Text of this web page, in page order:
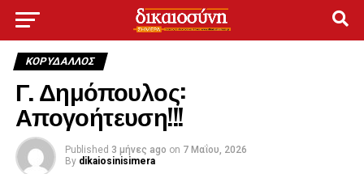
ΚΟΡΥΔΑΛΛΟΣ
Γ. Δημόπουλος:
Απογοήτευση!!!
Published 3 μήνες ago on 7 Μαΐου, 2026
By dikaiosinisimera